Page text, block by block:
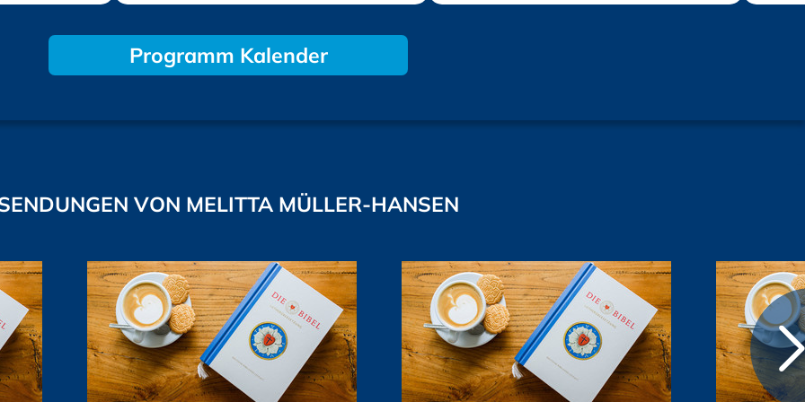
Programm Kalender
VON MELITTA MÜLLER-HANSEN